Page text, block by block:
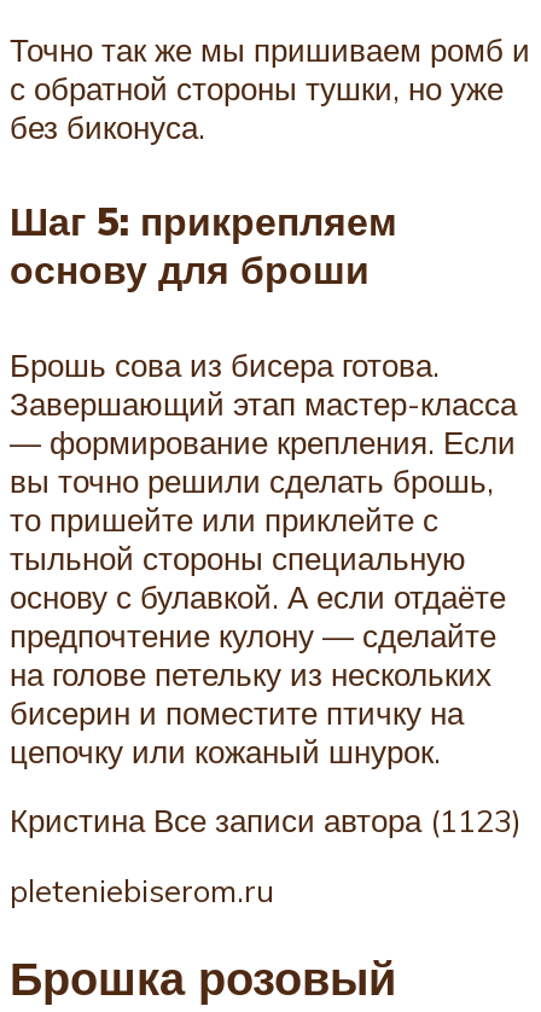
Точно так же мы пришиваем ромб и
с обратной стороны тушки, но уже
без биконуса.
Шаг 5: прикрепляем
основу для броши
Брошь сова из бисера готова.
Завершающий этап мастер-класса
— формирование крепления. Если
вы точно решили сделать брошь,
то пришейте или приклейте с
тыльной стороны специальную
основу с булавкой. А если отдаёте
предпочтение кулону — сделайте
на голове петельку из нескольких
бисерин и поместите птичку на
цепочку или кожаный шнурок.
Кристина Все записи автора (1123)
pleteniebiserom.ru
Брошка розовый